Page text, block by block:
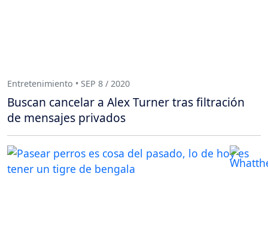
Entretenimiento • SEP 8 / 2020
Buscan cancelar a Alex Turner tras filtración
de mensajes privados